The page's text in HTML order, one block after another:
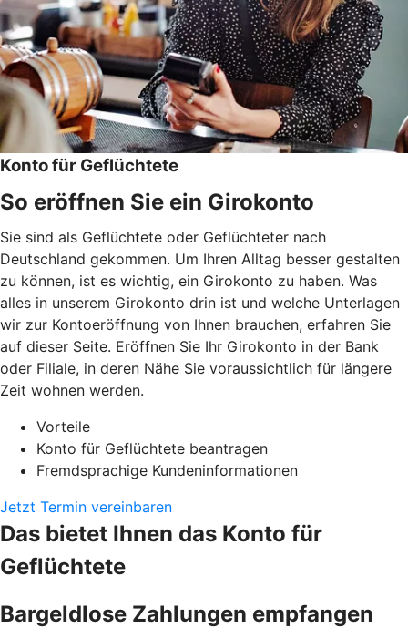
Konto für Geflüchtete
So eröffnen Sie ein Girokonto
Sie sind als Geflüchtete oder Geflüchteter nach
Deutschland gekommen. Um Ihren Alltag besser gestalten
zu können, ist es wichtig, ein Girokonto zu haben. Was
alles in unserem Girokonto drin ist und welche Unterlagen
wir zur Kontoeröffnung von Ihnen brauchen, erfahren Sie
auf dieser Seite. Eröffnen Sie Ihr Girokonto in der Bank
oder Filiale, in deren Nähe Sie voraussichtlich für längere
Zeit wohnen werden.
Vorteile
Konto für Geflüchtete beantragen
Fremdsprachige Kundeninformationen
Jetzt Termin vereinbaren
Das bietet Ihnen das Konto für
Geflüchtete
Bargeldlose Zahlungen empfangen